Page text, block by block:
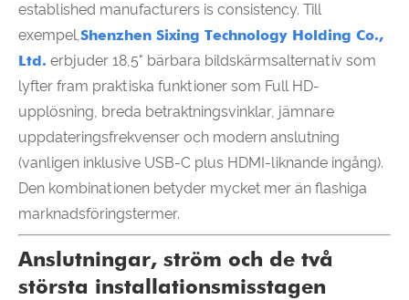
established manufacturers is consistency. Till
exempel,Shenzhen Sixing Technology Holding Co.,
Ltd. erbjuder 18,5" bärbara bildskärmsalternativ som
lyfter fram praktiska funktioner som Full HD-
upplösning, breda betraktningsvinklar, jämnare
uppdateringsfrekvenser och modern anslutning
(vanligen inklusive USB-C plus HDMI-liknande ingång).
Den kombinationen betyder mycket mer än flashiga
marknadsföringstermer.
Anslutningar, ström och de två
största installationsmisstagen